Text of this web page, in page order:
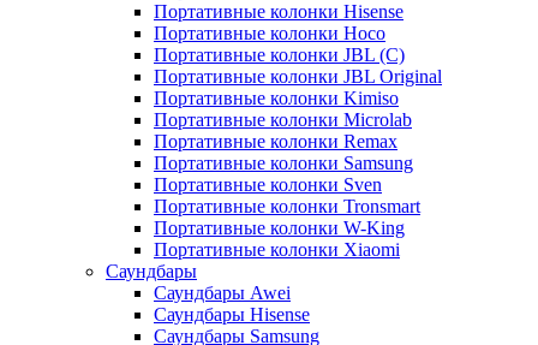
Портативные колонки Hisense
Портативные колонки Hoco
Портативные колонки JBL (C)
Портативные колонки JBL Original
Портативные колонки Kimiso
Портативные колонки Microlab
Портативные колонки Remax
Портативные колонки Samsung
Портативные колонки Sven
Портативные колонки Tronsmart
Портативные колонки W-King
Портативные колонки Xiaomi
Саундбары
Саундбары Awei
Саундбары Hisense
Саундбары Samsung